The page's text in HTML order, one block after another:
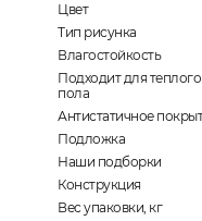
Цвет
Тип рисунка
Влагостойкость
Подходит для теплого
пола
Антистатичное
Подложка
Наши подборки
Конструкция
Вес упаковки, кг